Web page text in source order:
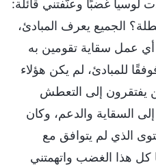
غضبًا وعنَّفتني قائلة:
الجميع يعرف المبادئ،
أي عمل سقاية تقومين به
للمبادئ، لم يكن هؤلاء
يفتقرون إلى التعطش
السقاية والدعم، وكان
الذي لم يتوافق مع
كل هذا الغضب واتهمتني